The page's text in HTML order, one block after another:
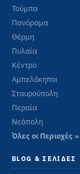
Τούμπα
Πανόραμα
Θέρμη
Πυλαία
Κέντρο
Αμπελόκηποι
Σταυρούπολη
Περαία
Νεάπολη
Όλες οι Περιοχές »
BLOG & ΣΕΛΊΔΕΣ